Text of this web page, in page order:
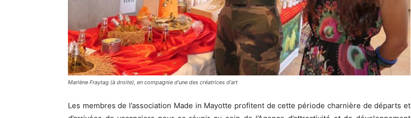
Marlène Fraytag (à droite), en compagnie d'une des créatrices d'art
Les membres de l’association Made in Mayotte profitent de cette période charnière de départs et